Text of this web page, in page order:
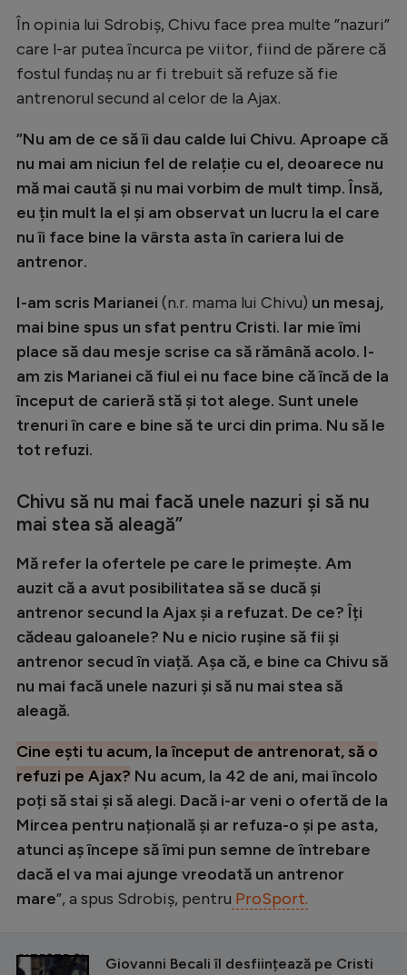
Auto
Rugby
Ciclism
JO 2024
JO 2026
Intră în cont
Creează cont
În opinia lui Sdrobiș, Chivu face prea multe ”nazuri”
care l-ar putea încurca pe viitor, fiind de părere că
fostul fundaș nu ar fi trebuit să refuze să fie
antrenorul secund al celor de la Ajax.
”Nu am de ce să îi dau calde lui Chivu. Aproape că
nu mai am niciun fel de relație cu el, deoarece nu
mă mai caută și nu mai vorbim de mult timp. Însă,
eu țin mult la el și am observat un lucru la el care
nu îi face bine la vârsta asta în cariera lui de
antrenor.
I-am scris Marianei (n.r. mama lui Chivu) un mesaj,
mai bine spus un sfat pentru Cristi. Iar mie îmi
place să dau mesje scrise ca să rămână acolo. I-
am zis Marianei că fiul ei nu face bine că încă de la
început de carieră stă și tot alege. Sunt unele
trenuri în care e bine să te urci din prima. Nu să le
tot refuzi.
Chivu să nu mai facă unele nazuri și să nu
mai stea să aleagă”
Mă refer la ofertele pe care le primește. Am
auzit că a avut posibilitatea să se ducă și
antrenor secund la Ajax și a refuzat. De ce? Îți
cădeau galoanele? Nu e nicio rușine să fii și
antrenor secud în viață. Așa că, e bine ca Chivu să
nu mai facă unele nazuri și să nu mai stea să
aleagă.
Cine ești tu acum, la început de antrenorat, să o
refuzi pe Ajax? Nu acum, la 42 de ani, mai încolo
poți să stai și să alegi. Dacă i-ar veni o ofertă de la
Mircea pentru națională și ar refuza-o și pe asta,
atunci aș începe să îmi pun semne de întrebare
dacă el va mai ajunge vreodată un antrenor
mare”, a spus Sdrobiș, pentru ProSport.
CITEȘTE ȘI
Giovanni Becali îl desființează pe Cristi